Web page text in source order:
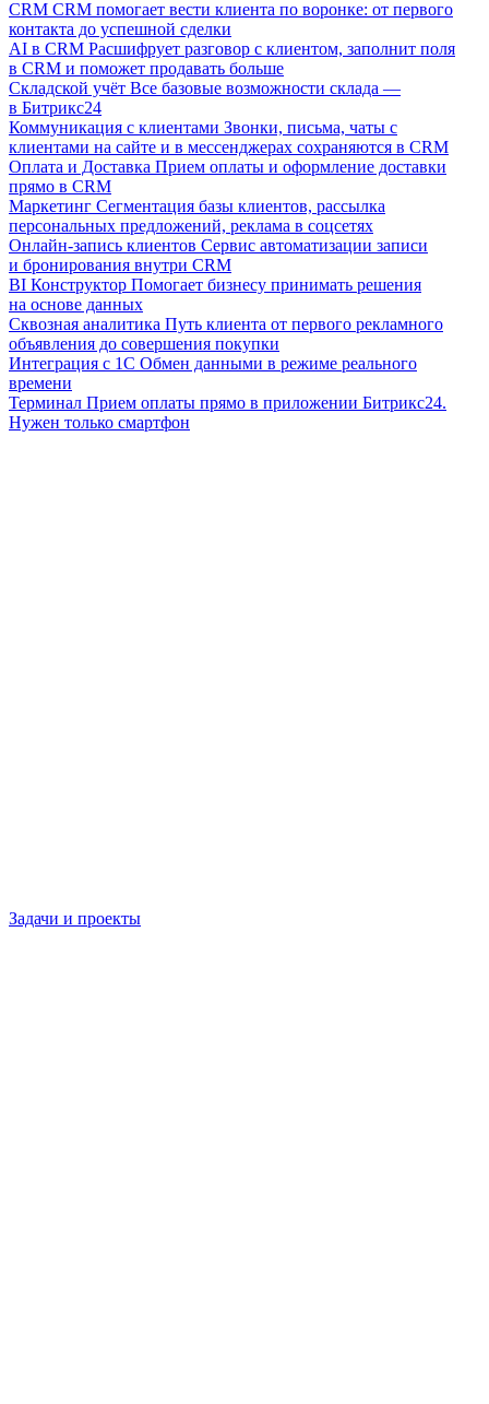
CRM CRM помогает вести клиента по воронке: от первого
контакта до успешной сделки
AI в CRM Расшифрует разговор с клиентом, заполнит поля
в CRM и поможет продавать больше
Складской учёт Все базовые возможности склада —
в Битрикс24
Коммуникация с клиентами Звонки, письма, чаты с
клиентами на сайте и в мессенджерах сохраняются в CRM
Оплата и Доставка Прием оплаты и оформление доставки
прямо в CRM
Маркетинг Сегментация базы клиентов, рассылка
персональных предложений, реклама в соцсетях
Онлайн-запись клиентов Сервис автоматизации записи
и бронирования внутри CRM
BI Конструктор Помогает бизнесу принимать решения
на основе данных
Сквозная аналитика Путь клиента от первого рекламного
объявления до совершения покупки
Интеграция с 1С Обмен данными в режиме реального
времени
Терминал Прием оплаты прямо в приложении Битрикс24.
Нужен только смартфон
Задачи и проекты